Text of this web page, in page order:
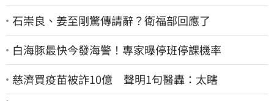
石崇良、姜至剛驚傳請辭？衛福部回應了
白海豚最快今發海警！專家曝停班停課機率
慈濟買疫苗被詐10億 聲明1句醫轟：太瞎